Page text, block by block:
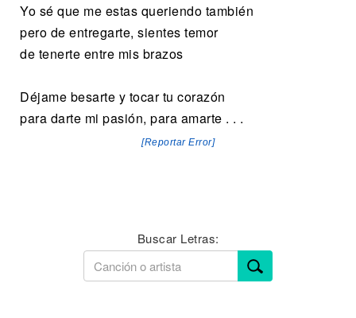
Yo sé que me estas queriendo también
pero de entregarte, sientes temor
de tenerte entre mis brazos
Déjame besarte y tocar tu corazón
para darte mi pasión, para amarte . . .
[Reportar Error]
Buscar Letras: